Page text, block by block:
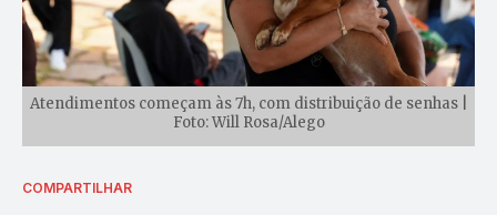
Atendimentos começam às 7h, com distribuição de senhas |
Foto: Will Rosa/Alego
COMPARTILHAR